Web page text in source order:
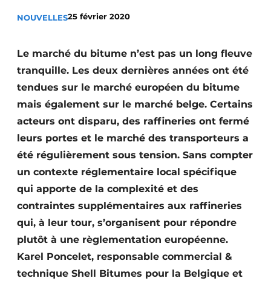
Construction bois
Contrôle d’accès
Éclairage
Fondations
Façades
Géotextiles
Infrastructures souterraines et égouttage
Protection solaire
NOUVELLES25 février 2020
Le marché du bitume n’est pas un long fleuve
tranquille. Les deux dernières années ont été
tendues sur le marché européen du bitume
mais également sur le marché belge. Certains
acteurs ont disparu, des raffineries ont fermé
leurs portes et le marché des transporteurs a
été régulièrement sous tension. Sans compter
un contexte réglementaire local spécifique
qui apporte de la complexité et des
contraintes supplémentaires aux raffineries
qui, à leur tour, s’organisent pour répondre
plutôt à une règlementation européenne.
Karel Poncelet, responsable commercial &
technique Shell Bitumes pour la Belgique et